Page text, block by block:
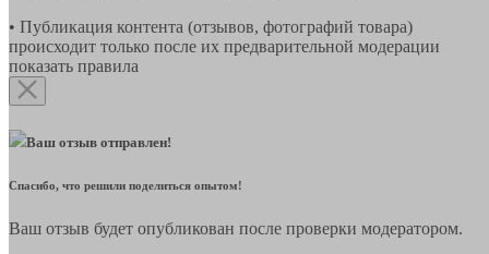
• Публикация контента (отзывов, фотографий товара)
происходит только после их предварительной модерации
показать правила
Ваш отзыв отправлен!
Спасибо, что решили поделиться опытом!
Ваш отзыв будет опубликован после проверки модератором.